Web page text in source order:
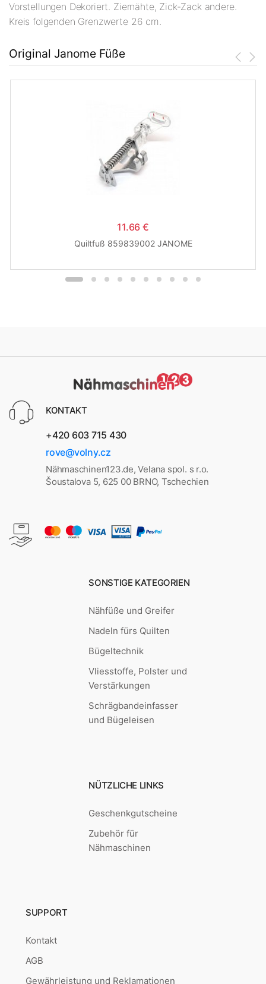
Vorstellungen Dekoriert. Ziernähte, Zick-Zack andere.
Kreis folgenden Grenzwerte 26 cm.
Original Janome Füße
11.66 €
Quiltfuß 859839002 JANOME
KONTAKT
+420 603 715 430
rove@volny.cz
Nähmaschinen123.de, Velana spol. s r.o.
Šoustalova 5, 625 00 BRNO, Tschechien
SONSTIGE KATEGORIEN
Nähfüße und Greifer
Nadeln fürs Quilten
Bügeltechnik
Vliesstoffe, Polster und
Verstärkungen
Schrägbandeinfasser
und Bügeleisen
NÜTZLICHE LINKS
Geschenkgutscheine
Zubehör für
Nähmaschinen
SUPPORT
Kontakt
AGB
Gewährleistung und Reklamationen